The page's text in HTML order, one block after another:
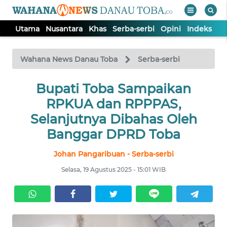
Utama Nusantara Khas Serba-serbi Opini Indeks
Wahana News Danau Toba Serba-serbi
Bupati Toba Sampaikan
RPKUA dan RPPPAS,
Selanjutnya Dibahas Oleh
Banggar DPRD Toba
Johan Pangaribuan - Serba-serbi
Selasa, 19 Agustus 2025 - 15:01 WIB
TV
Tutup
UTAMA
NUSANTARA
SERBI
OPINI